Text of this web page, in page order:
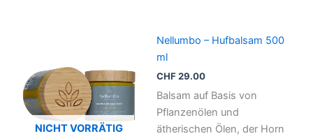
NICHT VORRÄTIG
Nellumbo – Hufbalsam 500
ml
CHF29.00
Balsam auf Basis von
Pflanzenölen und
ätherischen Ölen, der Horn